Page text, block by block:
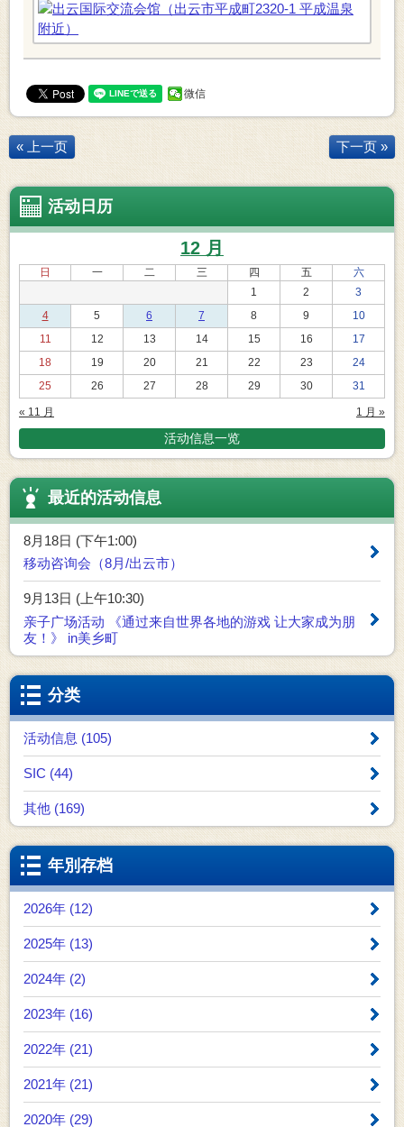
微信
« 上一页 下一页 »
活动日历
12 月
日 一 二 三 四 五
六
1
2
3
4
5 6 7 8 9
10
11
12 13 14 15 16
17
18
19 20 21 22 23
24
25
26 27 28 29 30 31
« 11 月 1 月 »
活动信息一览
最近的活动信息
8月18日 (下午1:00)
移动咨询会（8月/出云市）
9月13日 (上午10:30)
亲子广场活动 《通过来自世界各地的游戏 让大家成为朋
友！》 in美乡町
分类
活动信息 (105)
SIC (44)
其他 (169)
年別存档
2026年 (12)
2025年 (13)
2024年 (2)
2023年 (16)
2022年 (21)
2021年 (21)
2020年 (29)